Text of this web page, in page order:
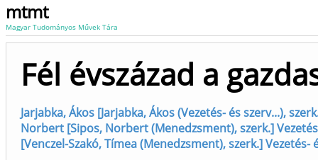
mtmt
Magyar Tudományos Művek Tára
Fél évszázad a
Jarjabka, Ákos [Jarjabka, Ákos (Vezetés- és szerv...),
Norbert [Sipos, Norbert (Menedzsment), szerk.]
[Venczel-Szakó, Tímea (Menedzsment), szerk.]